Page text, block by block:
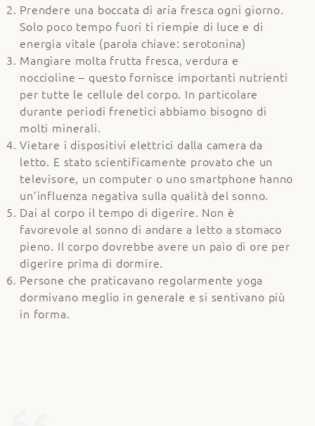
Prendere una boccata di aria fresca ogni giorno.
Solo poco tempo fuori ti riempie di luce e di
energia vitale (parola chiave: serotonina)
Mangiare molta frutta fresca, verdura e
noccioline – questo fornisce importanti nutrienti
per tutte le cellule del corpo. In particolare
durante periodi frenetici abbiamo bisogno di
molti minerali.
Vietare i dispositivi elettrici dalla camera da
letto. E stato scientificamente provato che un
televisore, un computer o uno smartphone hanno
un’influenza negativa sulla qualità del sonno.
Dai al corpo il tempo di digerire. Non è
favorevole al sonno di andare a letto a stomaco
pieno. Il corpo dovrebbe avere un paio di ore per
digerire prima di dormire.
Persone che praticavano regolarmente yoga
dormivano meglio in generale e si sentivano più
in forma.